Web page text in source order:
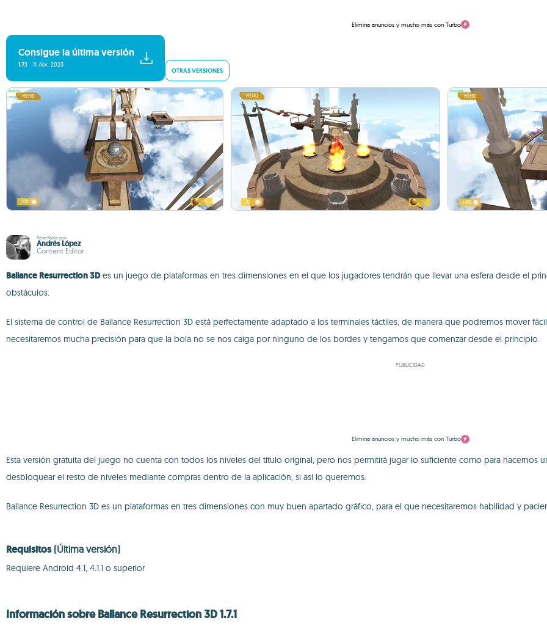
Elimina anuncios y mucho más con Turbo
Consigue la última versión
1.7.1 11 Abr. 2023
OTRAS VERSIONES
Reseñado por
Andrés López
Content Editor
Ballance Resurrection 3Des un juego de plataformas en tres dimensiones en el que los jugadores tendrán que llevar una esfera desde el
obstáculos.
El sistema de control de Ballance Resurrection 3D está perfectamente adaptado a los terminales táctiles, de manera que podremos mover
necesitaremos mucha precisión para que la bola no se nos caiga por ninguno de los bordes y tengamos que comenzar desde el principio.
PUBLICIDAD
Elimina anuncios y mucho más con Turbo
Esta versión gratuita del juego no cuenta con todos los niveles del título original, pero nos permitirá jugar lo suficiente como para hacernos
desbloquear el resto de niveles mediante compras dentro de la aplicación, si así lo queremos.
Ballance Resurrection 3D es un plataformas en tres dimensiones con muy buen apartado gráfico, para el que necesitaremos habilidad y
Requisitos (Última versión)
Requiere Android 4.1, 4.1.1 o superior
Información sobre Ballance Resurrection 3D 1.7.1